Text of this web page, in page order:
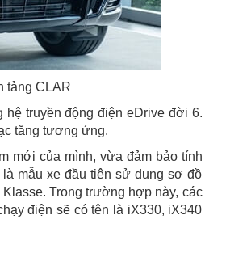
tảng CLAR
truyền động điện eDrive đời 6.
tăng tương ứng.
mới của mình, vừa đảm bảo tính
mẫu xe đầu tiên sử dụng sơ đồ
Trong trường hợp này, các
điện sẽ có tên là iX330, iX340